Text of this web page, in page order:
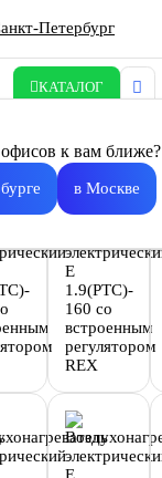
Петербург
КАТАЛОГ
к вам ближе?
в Москве